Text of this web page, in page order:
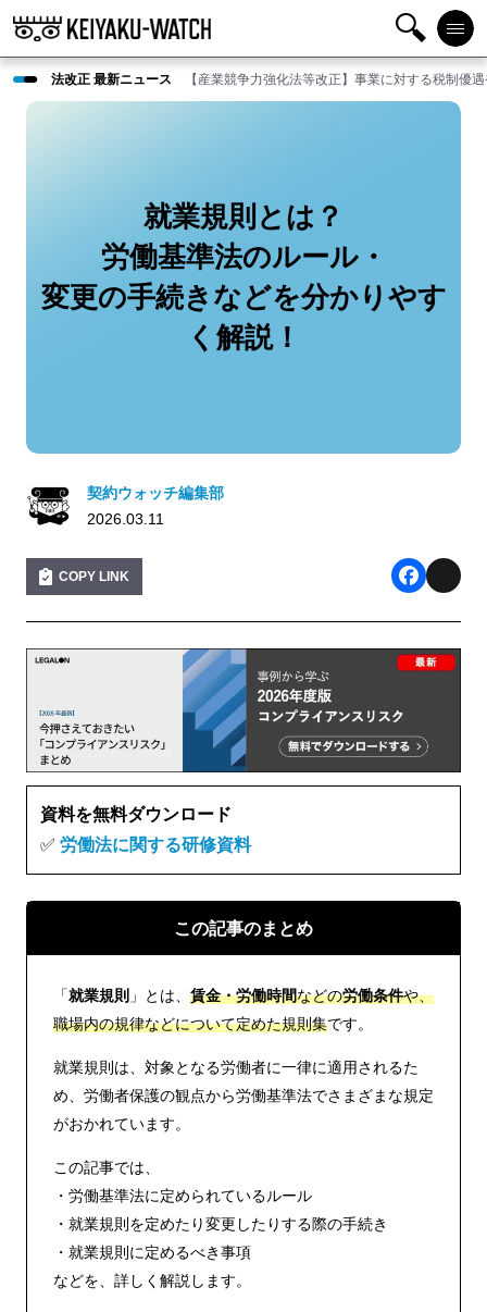
検
索
メニ
ュー
法改正 最新ニュース 【産業競争力強化法等改正】事業に対する税制優
就業規則とは？
労働基準法のルール・
変更の手続きなどを分かりやす
く解説！
契約ウォッチ編集部
2026.03.11
COPY LINK
a
c
e
b
o
資料を無料ダウンロード
✅ 労働法に関する研修資料
この記事のまとめ
「就業規則 」とは、 賃金・労働時間などの労働条件や、
職場内の規律などについて定めた規則集です。
就業規則は、対象となる労働者に一律に適用されるた
め、労働者保護の観点から労働基準法でさまざまな規定
がおかれています。
この記事では、
・労働基準法に定められているルール
・就業規則を定めたり変更したりする際の手続き
・就業規則に定めるべき事項
などを、詳しく解説します。